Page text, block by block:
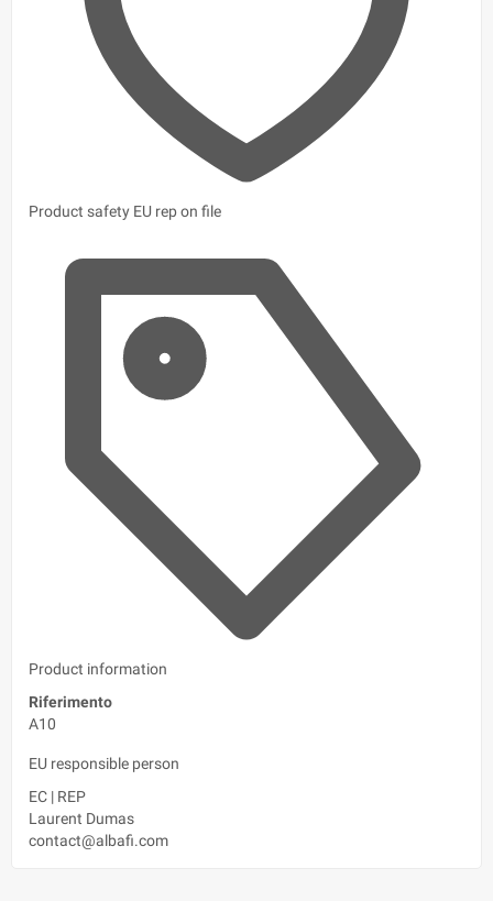
Product safety EU rep on file
Product information
Riferimento
A10
EU responsible person
EC | REP
Laurent Dumas
contact@albafi.com